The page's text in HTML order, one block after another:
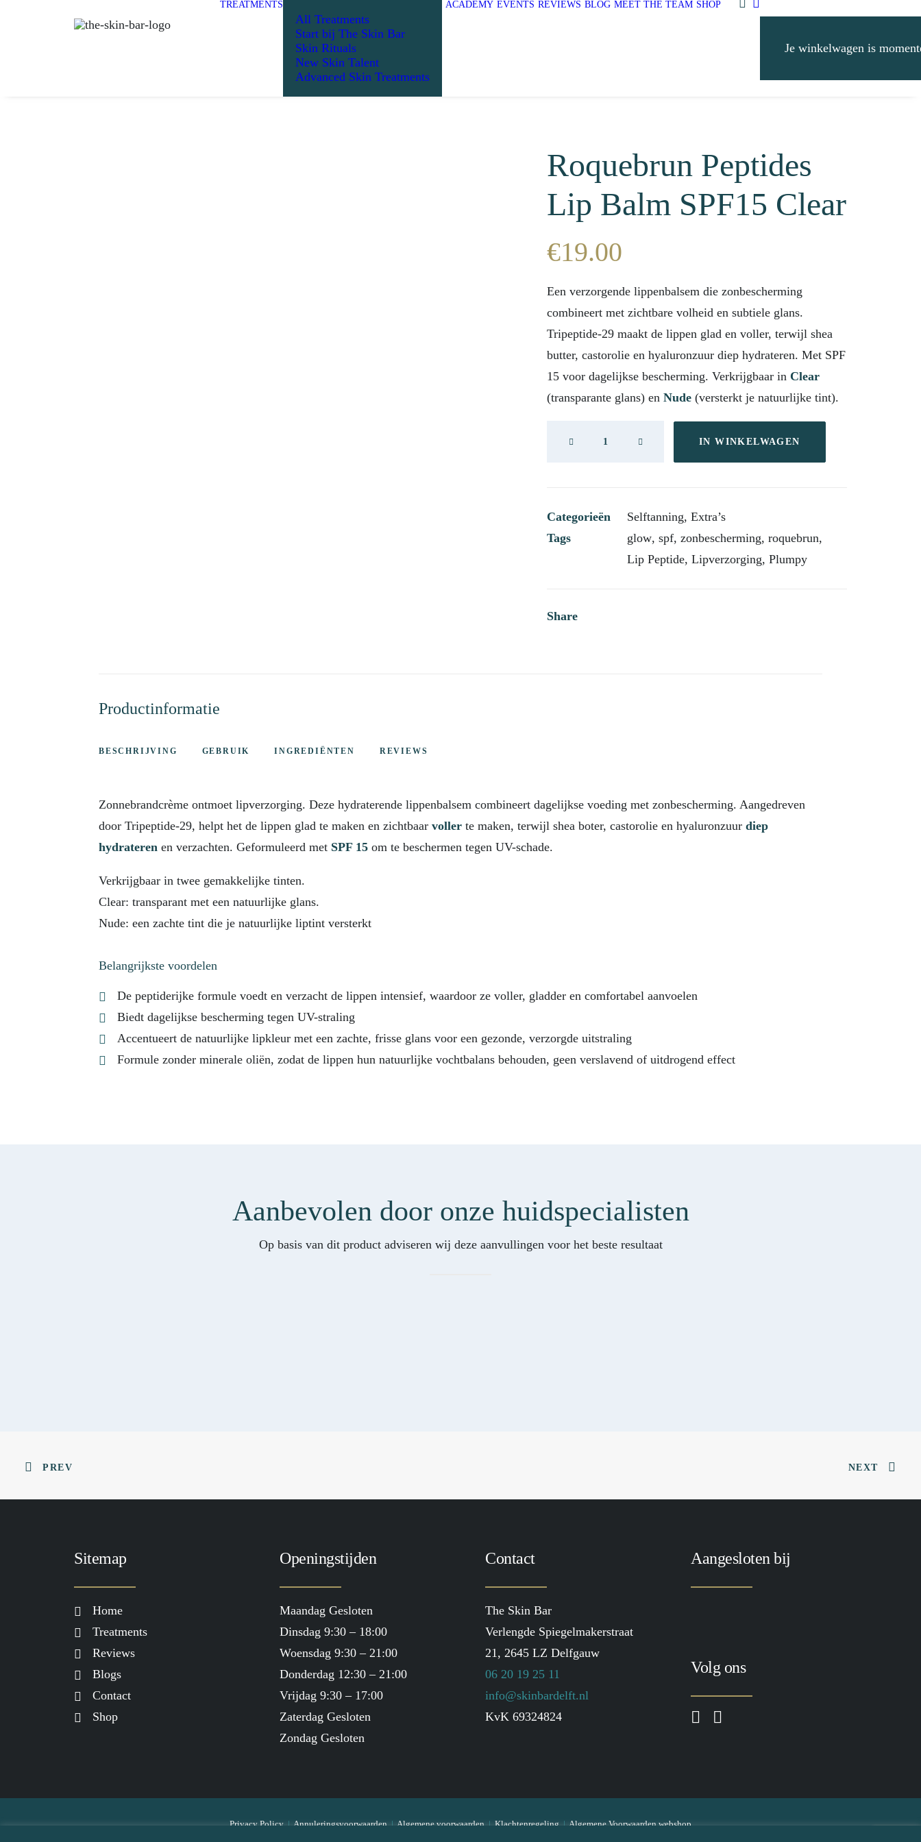
TREATMENTS
All Treatments
Start bij The Skin Bar
Skin Rituals
New Skin Talent
Advanced Skin Treatments
ACADEMY EVENTS REVIEWS BLOG MEET THE TEAM SHOP
Je winkelwagen is
Roquebrun Peptides
Lip Balm SPF15 Clear
€19.00
Een verzorgende lippenbalsem die zonbescherming
combineert met zichtbare volheid en subtiele glans.
Tripeptide-29 maakt de lippen glad en voller, terwijl shea
butter, castorolie en hyaluronzuur diep hydrateren. Met SPF
15 voor dagelijkse bescherming. Verkrijgbaar in Clear
(transparante glans) en Nude (versterkt je natuurlijke tint).
Peptides
Clear
IN WINKELWAGEN
Categorieën Selftanning, Extra’s
Tags
glow, spf, zonbescherming, roquebrun,
Lip Peptide, Lipverzorging, Plumpy
Share
Productinformatie
BESCHRIJVING GEBRUIK INGREDIËNTEN REVIEWS
Zonnebrandcrème ontmoet lipverzorging. Deze hydraterende lippenbalsem combineert dagelijkse voeding met zonbescherming. Aangedreven
door Tripeptide-29, helpt het de lippen glad te maken en zichtbaar voller te maken, terwijl shea boter, castorolie en hyaluronzuur diep
hydrateren en verzachten. Geformuleerd met SPF 15 om te beschermen tegen UV-schade.
Verkrijgbaar in twee gemakkelijke tinten.
Clear: transparant met een natuurlijke glans.
Nude: een zachte tint die je natuurlijke liptint versterkt
Belangrijkste voordelen
De peptiderijke formule voedt en verzacht de lippen intensief, waardoor ze voller, gladder en comfortabel aanvoelen
Biedt dagelijkse bescherming tegen UV-straling
Accentueert de natuurlijke lipkleur met een zachte, frisse glans voor een gezonde, verzorgde uitstraling
Formule zonder minerale oliën, zodat de lippen hun natuurlijke vochtbalans behouden, geen verslavend of uitdrogend effect
Aanbevolen door onze huidspecialisten
Op basis van dit product adviseren wij deze aanvullingen voor het beste resultaat
PREV NEXT
Sitemap
Home
Treatments
Reviews
Blogs
Contact
Shop
Openingstijden
Maandag Gesloten
Dinsdag 9:30 – 18:00
Woensdag 9:30 – 21:00
Donderdag 12:30 – 21:00
Vrijdag 9:30 – 17:00
Zaterdag Gesloten
Zondag Gesloten
Contact
The Skin Bar
Verlengde Spiegelmakerstraat
21, 2645 LZ Delfgauw
06 20 19 25 11
info@skinbardelft.nl
KvK 69324824
Aangesloten bij
Volg ons
Privacy Policy | Annuleringsvoorwaarden | Algemene voorwaarden | Klachtenregeling | Algemene Voorwaarden webshop